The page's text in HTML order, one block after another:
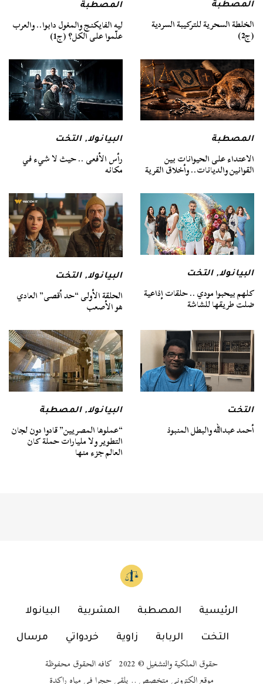
المصطبة
الخلطة السحرية للتركيبة السردية
(ج2)
المصطبة
ليه الفايكنج والمغول دابوا.. والعرب
علّموا على الكل؟ (ج1)
المصطبة
الاعتداء على الحيوانات بين
القوانين والديانات.. وأخلاق القرية
البيانولا,التخت
رأس الأفعى .. حيث لا شيء في
مكانه
البيانولا,التخت
كلهم بيحبوا مودي .. حلقات إذاعية
ضلت طريقها للشاشة
البيانولا,التخت
الحلقة الأولى “حد أقصى” العادي
هو الأصعب
التخت
أحمد عبدالله والبطل المنبوذ
البيانولا,المصطبة
“عملوها المصريين” قادوا دون لجان
التطوير ولا مليارات حملة كان
العالم جزء منها
الرئيسية المصطبة المشربية البيانولا
التخت الربابة زاوية خردواتي مرسال
حقوق الملكية والتشغيل © 2022 كافه الحقوق محفوظة
موقع إلكتروني متخصص .. يلقي حجرا في مياه راكدة